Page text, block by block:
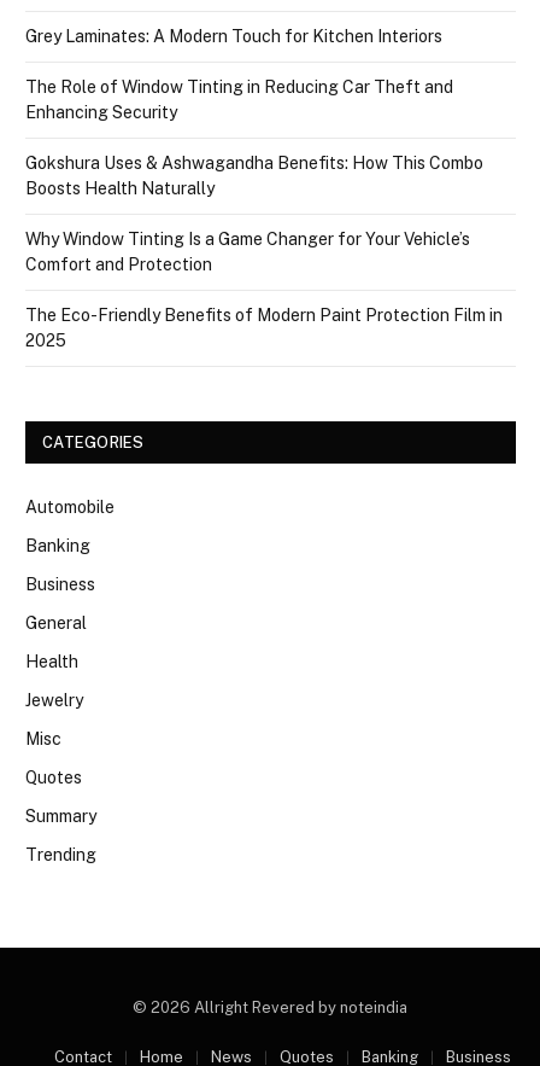
Grey Laminates: A Modern Touch for Kitchen Interiors
The Role of Window Tinting in Reducing Car Theft and
Enhancing Security
Gokshura Uses & Ashwagandha Benefits: How This Combo
Boosts Health Naturally
Why Window Tinting Is a Game Changer for Your Vehicle’s
Comfort and Protection
The Eco-Friendly Benefits of Modern Paint Protection Film in
2025
CATEGORIES
Automobile
Banking
Business
General
Health
Jewelry
Misc
Quotes
Summary
Trending
© 2026 Allright Revered by noteindia
Contact Home News Quotes Banking Business